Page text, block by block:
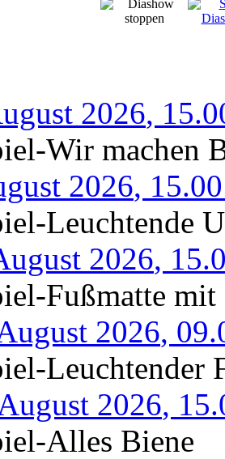
2026,
Wir machen
2026,
Leuchtende
2026,
Fußmatte
2026,
Leuchtender
2026,
Alles Biene